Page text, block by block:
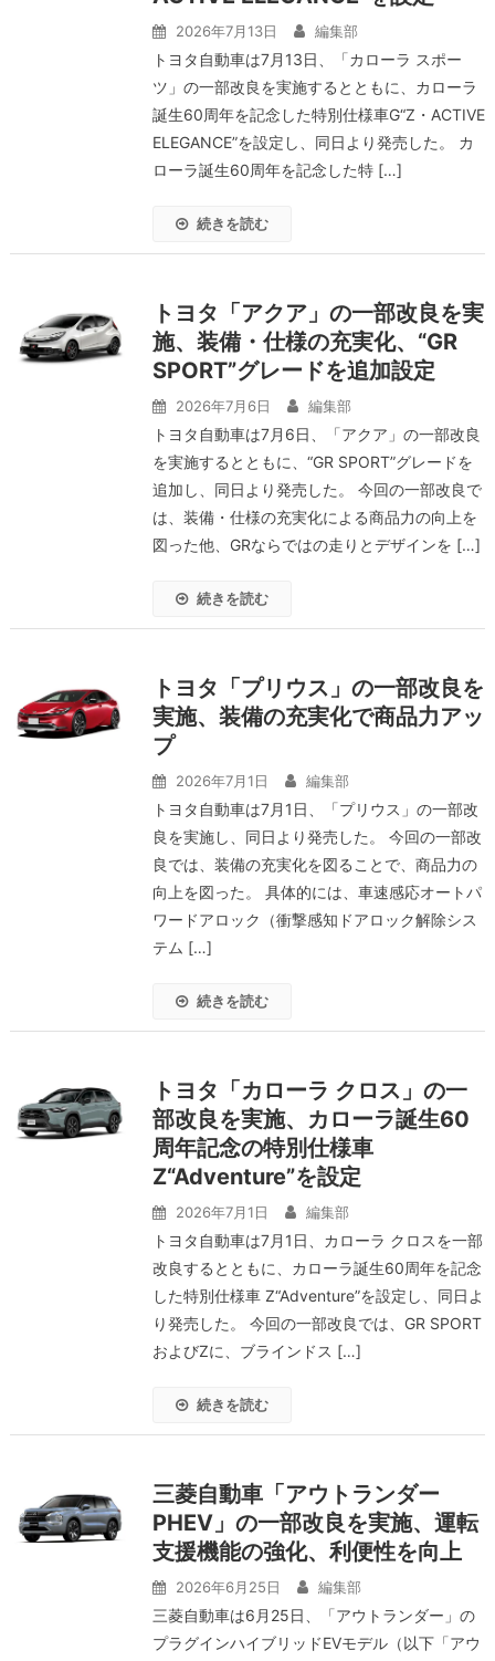
2026年7月13日 編集部
トヨタ自動車は7月13日、「カローラ スポー
ツ」の一部改良を実施するとともに、カローラ
誕生60周年を記念した特別仕様車G“Z・ACTIVE
ELEGANCE”を設定し、同日より発売した。 カ
ローラ誕生60周年を記念した特 […]
続きを読む
トヨタ「アクア」の一部改良を実
施、装備・仕様の充実化、“GR
SPORT”グレードを追加設定
2026年7月6日 編集部
トヨタ自動車は7月6日、「アクア」の一部改良
を実施するとともに、“GR SPORT”グレードを
追加し、同日より発売した。 今回の一部改良で
は、装備・仕様の充実化による商品力の向上を
図った他、GRならではの走りとデザインを […]
続きを読む
トヨタ「プリウス」の一部改良を
実施、装備の充実化で商品力アッ
プ
2026年7月1日 編集部
トヨタ自動車は7月1日、「プリウス」の一部改
良を実施し、同日より発売した。 今回の一部改
良では、装備の充実化を図ることで、商品力の
向上を図った。 具体的には、車速感応オートパ
ワードアロック（衝撃感知ドアロック解除シス
テム […]
続きを読む
トヨタ「カローラ クロス」の一
部改良を実施、カローラ誕生60
周年記念の特別仕様車
Z“Adventure”を設定
2026年7月1日 編集部
トヨタ自動車は7月1日、カローラ クロスを一部
改良するとともに、カローラ誕生60周年を記念
した特別仕様車 Z“Adventure”を設定し、同日よ
り発売した。 今回の一部改良では、GR SPORT
およびZに、ブラインドス […]
続きを読む
三菱自動車「アウトランダー
PHEV」の一部改良を実施、運転
支援機能の強化、利便性を向上
2026年6月25日 編集部
三菱自動車は6月25日、「アウトランダー」の
プラグインハイブリッドEVモデル（以下「アウ